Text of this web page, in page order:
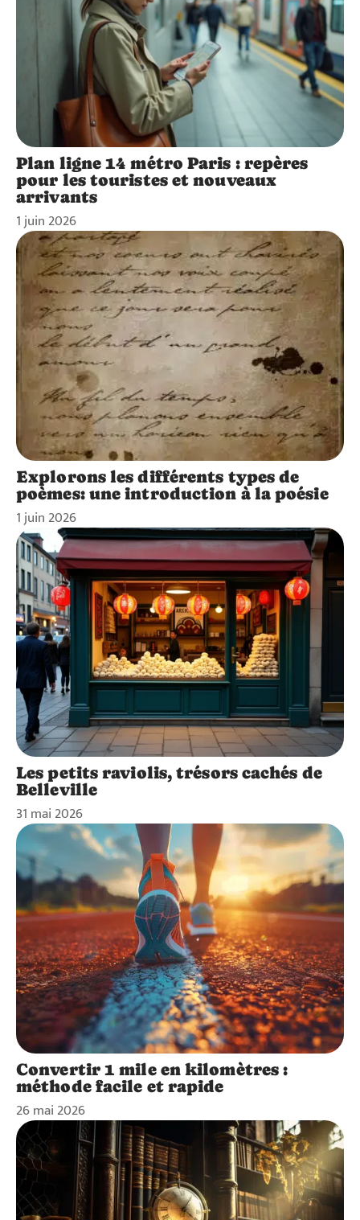
Plan ligne 14 métro Paris : repères
pour les touristes et nouveaux
arrivants
1 juin 2026
Explorons les différents types de
poèmes: une introduction à la poésie
1 juin 2026
Les petits raviolis, trésors cachés de
Belleville
31 mai 2026
Convertir 1 mile en kilomètres :
méthode facile et rapide
26 mai 2026